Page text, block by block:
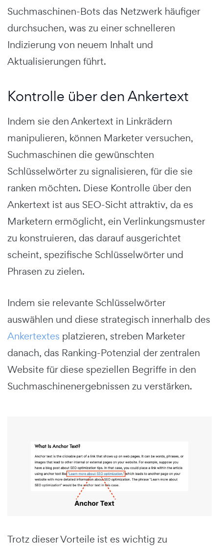
Suchmaschinen-Bots das Netzwerk häufiger
durchsuchen, was zu einer schnelleren
Indizierung von neuem Inhalt und
Aktualisierungen führt.
Kontrolle über den Ankertext
Indem sie den Ankertext in Linkrädern
manipulieren, können Marketer versuchen,
Suchmaschinen die gewünschten
Schlüsselwörter zu signalisieren, für die sie
ranken möchten. Diese Kontrolle über den
Ankertext ist aus SEO-Sicht attraktiv, da es
Marketern ermöglicht, ein Verlinkungsmuster
zu konstruieren, das darauf ausgerichtet
scheint, spezifische Schlüsselwörter und
Phrasen zu zielen.
Indem sie relevante Schlüsselwörter
auswählen und diese strategisch innerhalb des
Ankertextes platzieren, streben Marketer
danach, das Ranking-Potenzial der zentralen
Website für diese speziellen Begriffe in den
Suchmaschinenergebnissen zu verstärken.
Trotz dieser Vorteile ist es wichtig zu